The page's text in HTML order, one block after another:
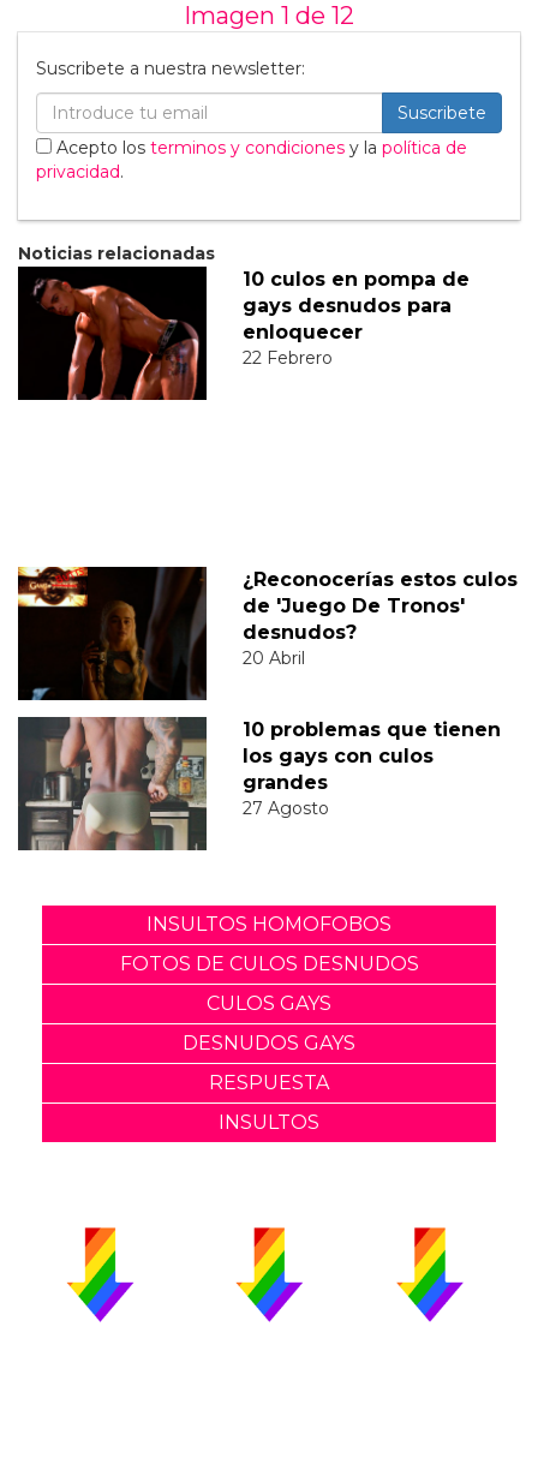
Imagen 1 de 12
Suscribete a nuestra newsletter:
Suscribete
Acepto los terminos y condiciones y la política de
privacidad.
Noticias relacionadas
10 culos en pompa de
gays desnudos para
enloquecer
22 Febrero
¿Reconocerías estos culos
de 'Juego De Tronos'
desnudos?
20 Abril
10 problemas que tienen
los gays con culos
grandes
27 Agosto
INSULTOS HOMOFOBOS
FOTOS DE CULOS DESNUDOS
CULOS GAYS
DESNUDOS GAYS
RESPUESTA
INSULTOS